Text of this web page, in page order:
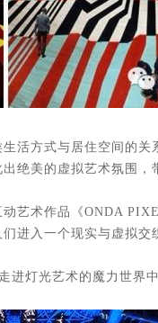
活方式与居住空间的关
绝美的虚拟艺术氛围，
艺术作品《ONDA
进入一个现实与虚拟交
灯光艺术的魔力世界